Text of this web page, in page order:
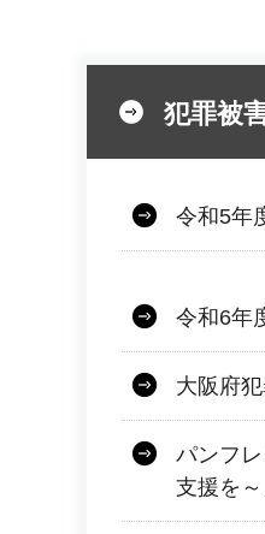
犯罪被
令和5年
令和6年
大阪府
パンフ
支援を～